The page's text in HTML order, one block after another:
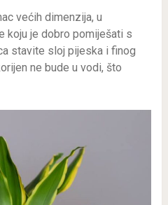
većih dimenzija, u
koju je dobro pomiješati s
stavite sloj pijeska i finog
ne bude u vodi, što